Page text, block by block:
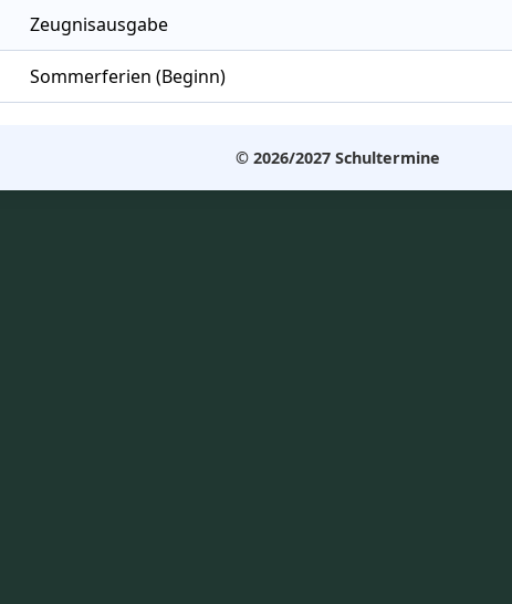
Zeugnisausgabe
Sommerferien (Beginn)
© 2026/2027 Schultermine